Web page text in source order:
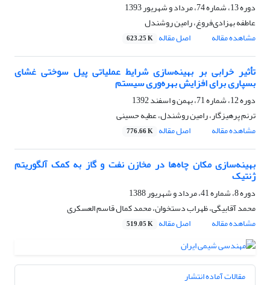
دوره 13، شماره 74، مرداد و شهریور 1393
عاطفه بهزادی‌فروغ، رامین روشندل
مشاهده مقاله
اصل مقاله 623.25 K
تأثیر خرابی بر بهینه‌سازی شرایط عملیاتی پیل سوختی غشای
بسپاری برای افزایش بهره‌وری سیستم
دوره 12، شماره 71، بهمن و اسفند 1392
ترنم پرهیزگار، رامین روشندل، عطیه حسینی
مشاهده مقاله
اصل مقاله 776.66 K
بهینه‌سازی مکان چاه‌ها در مخازن نفت و گاز به کمک آلگوریتم
ژنتیک
دوره 8، شماره 41، مرداد و شهریور 1388
محمد آقابیگی، ظهراب دستخوان، محمد کمال قاسم العسکری
مشاهده مقاله
اصل مقاله 519.05 K
مقالات آماده انتشار